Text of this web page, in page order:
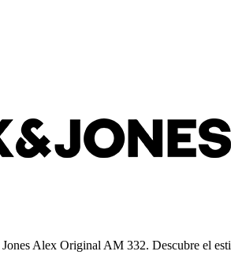
Alex Original AM 332. Descubre el